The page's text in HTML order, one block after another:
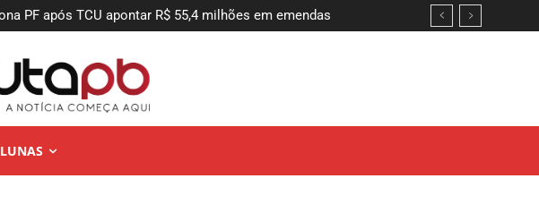
PF após TCU apontar R$ 55,4 milhões em emendas
liminar para garantir adequação do sistema de combate